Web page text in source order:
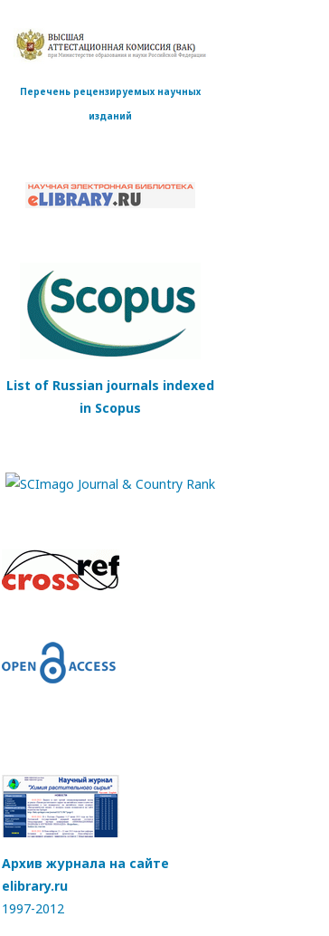
Перечень рецензируемых научных
изданий
List of Russian journals indexed
in Scopus
Архив журнала на сайте
elibrary.ru
1997-2012